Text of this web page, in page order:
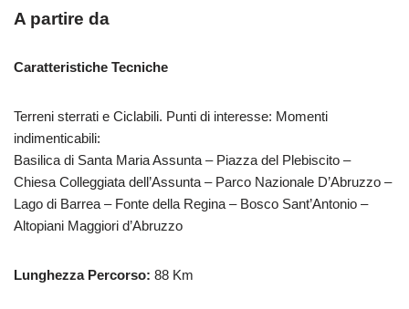
A partire da
Caratteristiche Tecniche
Terreni sterrati e Ciclabili. Punti di interesse: Momenti
indimenticabili:
Basilica di Santa Maria Assunta – Piazza del Plebiscito –
Chiesa Colleggiata dell’Assunta – Parco Nazionale D’Abruzzo –
Lago di Barrea – Fonte della Regina – Bosco Sant’Antonio –
Altopiani Maggiori d’Abruzzo
Lunghezza Percorso: 88 Km